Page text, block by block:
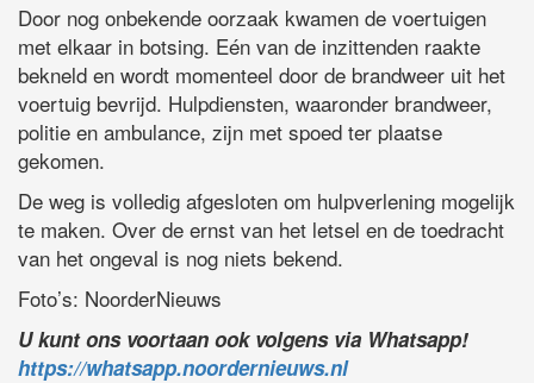
Door nog onbekende oorzaak kwamen de voertuigen
met elkaar in botsing. Eén van de inzittenden raakte
bekneld en wordt momenteel door de brandweer uit het
voertuig bevrijd. Hulpdiensten, waaronder brandweer,
politie en ambulance, zijn met spoed ter plaatse
gekomen.
De weg is volledig afgesloten om hulpverlening mogelijk
te maken. Over de ernst van het letsel en de toedracht
van het ongeval is nog niets bekend.
Foto’s: NoorderNieuws
U kunt ons voortaan ook volgens via Whatsapp!
https://whatsapp.noordernieuws.nl